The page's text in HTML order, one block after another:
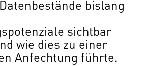
bislang
sichtbar
wie dies zu einer
Anfechtung führte.